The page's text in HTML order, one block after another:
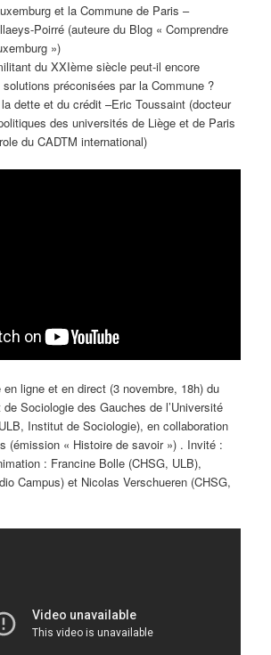
et la Commune de Paris –
Poirré (auteure du Blog « Comprendre
»)
du XXIème siècle peut-il encore
solutions préconisées par la Commune ?
la dette et du crédit –Eric Toussaint (docteur
des universités de Liège et de Paris
du CADTM international)
ligne et en direct (3 novembre, 18h) du
de Sociologie des Gauches de l’Université
Institut de Sociologie), en collaboration
(émission « Histoire de savoir ») . Invité :
: Francine Bolle (CHSG, ULB),
Campus) et Nicolas Verschueren (CHSG,